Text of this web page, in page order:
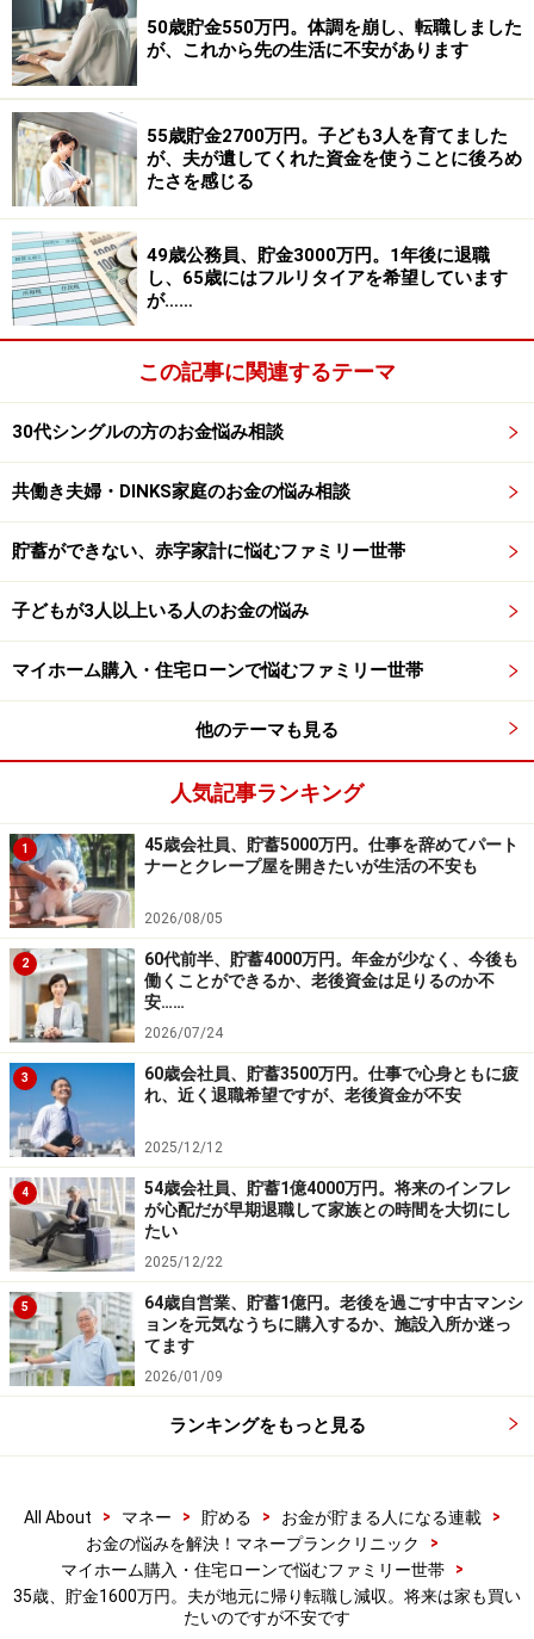
の台数を増やすことはない。
（3）加入保険について
夫／生命保険（終身タイプ、55歳払い済み、死亡保障
1000万円）＝毎月の保険料2万2000円
（4）貯蓄について
相談者コメント「前会社にて財形貯蓄をしていました
が、退職して全て普通預金になりました。今の会社に財
形があればしたいですが、未確認です。今後、貯蓄のう
してみたいですが知識が乏しく手を出していません」
土地からの購入を希望。
土地＝500万～1000万円、建物＝上限3500万円を想定
（近隣の新築一戸建てで3000万～4000万円が相場価格
帯）。
高校までは公立を希望。大学は私立、県外の可能性もあ
（7）再雇用と退職金について
夫の定年は65歳。再雇用制度なし。
退職金制度の有無は不明。
■FP深野康彦の3つのアドバイス
アドバイス1 住宅ローンの借り入れは2500万円くらい
が妥当
アドバイス2 妻のフルタイム勤務が住宅購入の条件
アドバイス3 貯蓄ペースが上がったら「つみたて
NISA」か「iDeCo」を利用
アドバイスの詳細はこちら＞＞
※記事内容は執筆時点のものです。最新の内容をご確認くださ
い。
本記事の内容は一般的な情報提供を目的としており、特定の金融
商品や投資行動を推奨するものではありません。
投資や資産運用に関する最終的なご判断はご自身の責任において
行ってください。
掲載情報の正確性・完全性については十分に配慮しております
が、その内容を保証するものではなく、これに基づく損失・損害
最新の情報や詳細については、必ず各金融機関やサービス提供者
の公式情報をご確認ください。
1 次のページへ
50歳貯金550万円。体調を崩し、転職しました
が、これから先の生活に不安があります
55歳貯金2700万円。子ども3人を育てました
が、夫が遺してくれた資金を使うことに後ろめ
たさを感じる
49歳公務員、貯金3000万円。1年後に退職
し、65歳にはフルリタイアを希望しています
が……
この記事に関連するテーマ
30代シングルの方のお金悩み相談
共働き夫婦・DINKS家庭のお金の悩み相談
貯蓄ができない、赤字家計に悩むファミリー世帯
子どもが3人以上いる人のお金の悩み
マイホーム購入・住宅ローンで悩むファミリー世帯
他のテーマも見る
人気記事ランキング
1
45歳会社員、貯蓄5000万円。仕事を辞めてパート
ナーとクレープ屋を開きたいが生活の不安も
2026/08/05
2
60代前半、貯蓄4000万円。年金が少なく、今後も
働くことができるか、老後資金は足りるのか不
安……
2026/07/24
3
60歳会社員、貯蓄3500万円。仕事で心身ともに疲
れ、近く退職希望ですが、老後資金が不安
2025/12/12
4
54歳会社員、貯蓄1億4000万円。将来のインフレ
が心配だが早期退職して家族との時間を大切にし
たい
2025/12/22
5
64歳自営業、貯蓄1億円。老後を過ごす中古マンシ
ョンを元気なうちに購入するか、施設入所か迷っ
てます
2026/01/09
ランキングをもっと見る
All About > マネー > 貯める > お金が貯まる人になる連載
>
お金の悩みを解決！マネープランクリニック
>
マイホーム購入・住宅ローンで悩むファミリー世帯
>
35歳、貯金1600万円。夫が地元に帰り転職し減収。将来は家も買い
たいのですが不安です